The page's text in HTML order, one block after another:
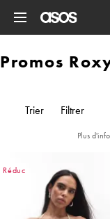
Promos
Trier Filtrer
Plus
Réduc